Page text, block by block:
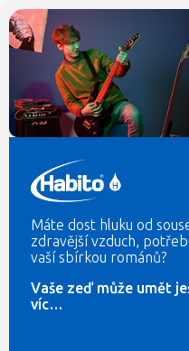
Máte dost hluku od
zdravější vzduch,
vaší sbírkou románů?
Vaše zeď může umět
víc…